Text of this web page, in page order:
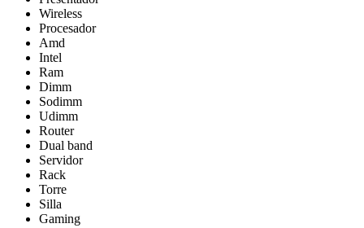
Wireless
Procesador
Amd
Intel
Ram
Dimm
Sodimm
Udimm
Router
Dual band
Servidor
Rack
Torre
Silla
Gaming